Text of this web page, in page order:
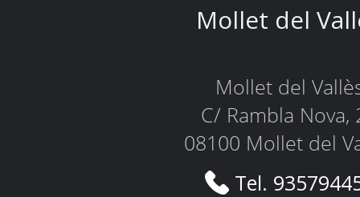
Mollet del
Mollet del
C/ Rambla Nova,
08100 Mollet del
Tel.